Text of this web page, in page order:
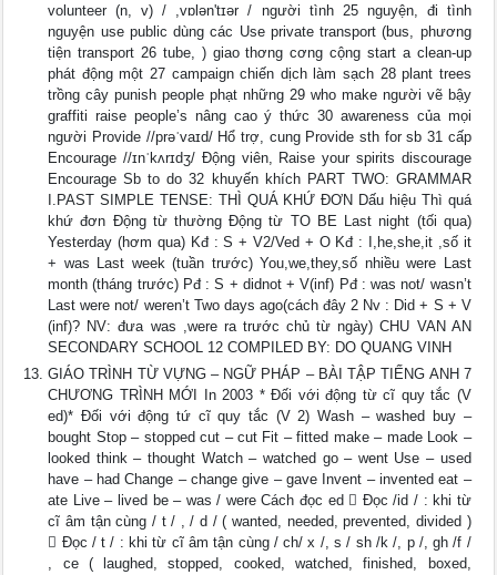
volunteer (n, v) / ,vɒlən'tɪər / người tình 25 nguyện, đi tình
nguyện use public dùng các Use private transport (bus, phương
tiện transport 26 tube, ) giao thơng cơng cộng start a clean-up
phát động một 27 campaign chiến dịch làm sạch 28 plant trees
trồng cây punish people phạt những 29 who make người vẽ bậy
graffiti raise people’s nâng cao ý thức 30 awareness của mọi
người Provide //prəˈvaɪd/ Hổ trợ, cung Provide sth for sb 31 cấp
Encourage //ɪnˈkʌrɪdʒ/ Động viên, Raise your spirits discourage
Encourage Sb to do 32 khuyến khích PART TWO: GRAMMAR
I.PAST SIMPLE TENSE: THÌ QUÁ KHỨ ĐƠN Dấu hiệu Thì quá
khứ đơn Động từ thường Động từ TO BE Last night (tối qua)
Yesterday (hơm qua) Kđ : S + V2/Ved + O Kđ : I,he,she,it ,số it
+ was Last week (tuần trước) You,we,they,số nhiều were Last
month (tháng trước) Pđ : S + didnot + V(inf) Pđ : was not/ wasn’t
Last were not/ weren’t Two days ago(cách đây 2 Nv : Did + S + V
(inf)? NV: đưa was ,were ra trước chủ từ ngày) CHU VAN AN
SECONDARY SCHOOL 12 COMPILED BY: DO QUANG VINH
GIÁO TRÌNH TỪ VỰNG – NGỮ PHÁP – BÀI TẬP TIẾNG ANH 7
CHƯƠNG TRÌNH MỚI In 2003 * Đối với động từ cĩ quy tắc (V
ed)* Đối với động tứ cĩ quy tắc (V 2) Wash – washed buy –
bought Stop – stopped cut – cut Fit – fitted make – made Look –
looked think – thought Watch – watched go – went Use – used
have – had Change – change give – gave Invent – invented eat –
ate Live – lived be – was / were Cách đọc ed  Đọc /id / : khi từ
cĩ âm tận cùng / t / , / d / ( wanted, needed, prevented, divided )
 Đọc / t / : khi từ cĩ âm tận cùng / ch/ x /, s / sh /k /, p /, gh /f /
, ce ( laughed, stopped, cooked, watched, finished, boxed,